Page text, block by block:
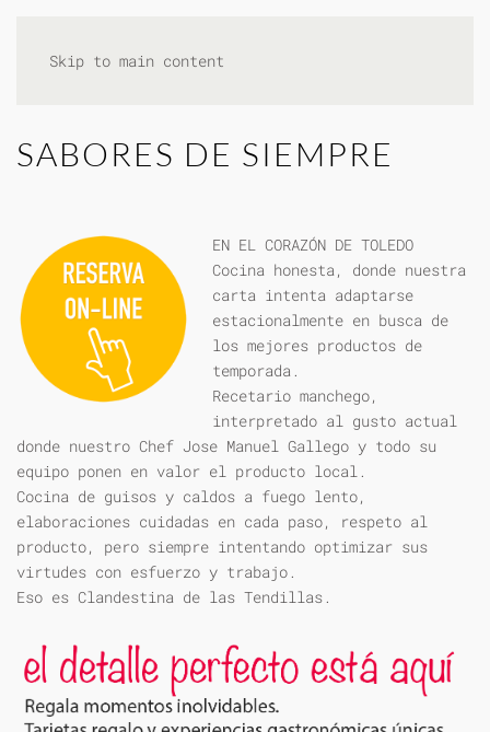
Skip to main content
SABORES DE SIEMPRE
EN EL CORAZÓN DE TOLEDO
Cocina honesta, donde nuestra
carta intenta adaptarse
estacionalmente en busca de
los mejores productos de
temporada.
Recetario manchego,
interpretado al gusto actual
donde nuestro Chef Jose Manuel Gallego y todo su
equipo ponen en valor el producto local.
Cocina de guisos y caldos a fuego lento,
elaboraciones cuidadas en cada paso, respeto al
producto, pero siempre intentando optimizar sus
virtudes con esfuerzo y trabajo.
Eso es Clandestina de las Tendillas.